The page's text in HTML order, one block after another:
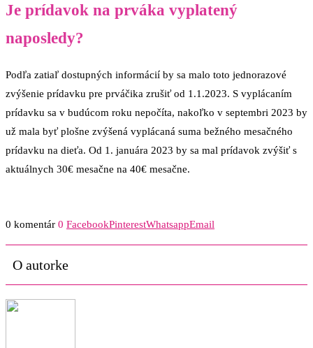
Je prídavok na prváka vyplatený
naposledy?
Podľa zatiaľ dostupných informácií by sa malo toto jednorazové
zvýšenie prídavku pre prváčika zrušiť od 1.1.2023. S vyplácaním
prídavku sa v budúcom roku nepočíta, nakoľko v septembri 2023 by
už mala byť plošne zvýšená vyplácaná suma bežného mesačného
prídavku na dieťa. Od 1. januára 2023 by sa mal prídavok zvýšiť s
aktuálnych 30€ mesačne na 40€ mesačne.
0 komentár 0 FacebookPinterestWhatsappEmail
O autorke